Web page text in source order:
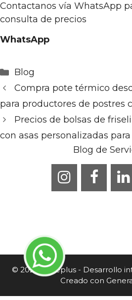
Contactanos vía WhatsApp
consulta de precios
WhatsApp
Categorías
Blog
Compra pote térmico
para productores de postres
Precios de bolsas de
con asas personalizadas
Blog de
© 2026 Caneplus - Desarrollo
Creado con